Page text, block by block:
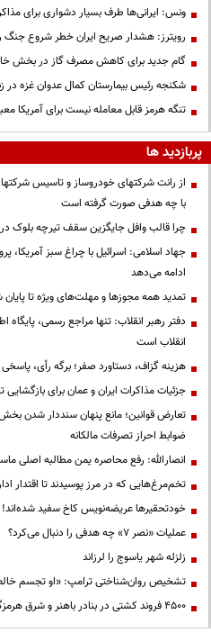
ونس: ایرانی‌ها طرف بسیار دشواری برای
رویترز: هشدار صریح ایران خطر شروع جنگ
گام جدید برای کاهش مصرف گاز در بخش
شکنجه رئیس بیمارستان کمال عدوان غزه در
تنگه هرمز قابل معامله نیست برای آمریکا
پربازدید ها
از رانت‌ شرکتهای خودروساز و تاسیس
با چه هدفی صورت گرفته است
چرا قالب وافل جایگزین سقف تیرچه بلوک
جهاد اسلامی: اسرائیل با چراغ سبز
ادامه می‌دهد
تمدید همه مجوزها و مهلت‌های ویژه تا
دفتر رهبر انقلاب: تنها مراجع رسمی، پایگاه
انقلاب است
هزینه گزاف، دستاورد صفر؛ برگه رأی،
جزئیات مذاکرات ایران و عمان برای بازگشایی
تعارض قوانین؛ مانع پنهان سنددار شدن
ضوابط احراز تصرفات مالکانه
انصارالله: رفع محاصره یمن مطالبه اصلی
تخم‌مرغ‌هایی که در مرز پوسیدند تا اقتدار
خودتحقیرها عریضه‌نویس کاخ سفید شده‌اند!
عملیات «نصر ۷» چه هدفی را دنبال می‌کرد؟
زلزله شهر یاسوج را لرزاند
تشخیص روان‌شناختی ترامپ: «او تجسم
۴۵۰۰ فروند کشتی در بنادر باهنر و شرق هرمزگان پهلو گرفتند